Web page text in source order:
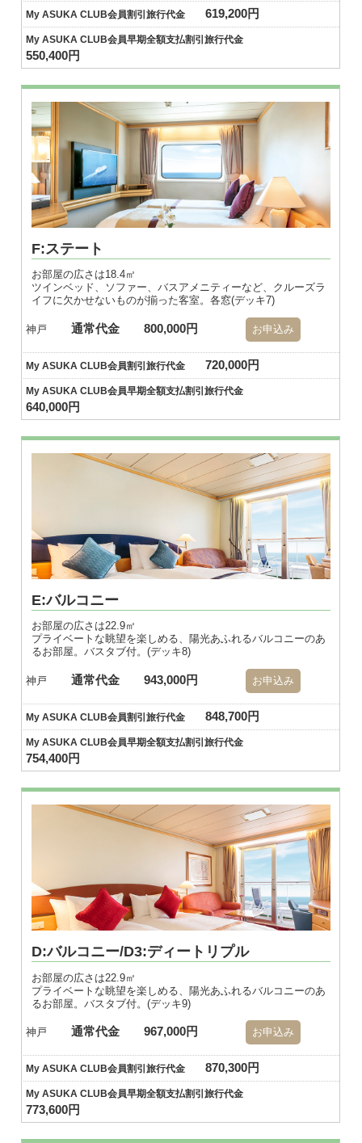
My ASUKA CLUB会員割引旅行代金 619,200円
My ASUKA CLUB会員早期全額支払割引旅行代金
550,400円
F:ステート
お部屋の広さは18.4㎡
ツインベッド、ソファー、バスアメニティーなど、クルーズラ
イフに欠かせないものが揃った客室。各窓(デッキ7)
神戸 通常代金 800,000円 お申込み
My ASUKA CLUB会員割引旅行代金 720,000円
My ASUKA CLUB会員早期全額支払割引旅行代金
640,000円
E:バルコニー
お部屋の広さは22.9㎡
プライベートな眺望を楽しめる、陽光あふれるバルコニーのあ
るお部屋。バスタブ付。(デッキ8)
神戸 通常代金 943,000円 お申込み
My ASUKA CLUB会員割引旅行代金 848,700円
My ASUKA CLUB会員早期全額支払割引旅行代金
754,400円
D:バルコニー/D3:ディートリプル
お部屋の広さは22.9㎡
プライベートな眺望を楽しめる、陽光あふれるバルコニーのあ
るお部屋。バスタブ付。(デッキ9)
神戸 通常代金 967,000円 お申込み
My ASUKA CLUB会員割引旅行代金 870,300円
My ASUKA CLUB会員早期全額支払割引旅行代金
773,600円